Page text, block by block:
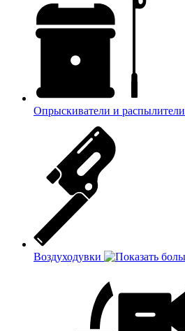
Опрыскиватели и распылители
Воздуходувки